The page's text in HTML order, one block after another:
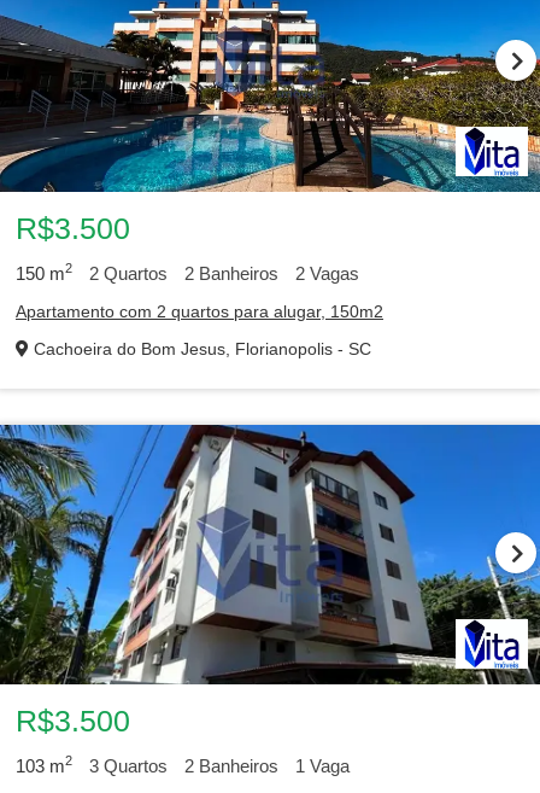
R$3.500
150 m2 2 Quartos 2 Banheiros 2 Vagas
Apartamento com 2 quartos para alugar, 150m2
Cachoeira do Bom Jesus, Florianopolis - SC
R$3.500
103 m2 3 Quartos 2 Banheiros 1 Vaga